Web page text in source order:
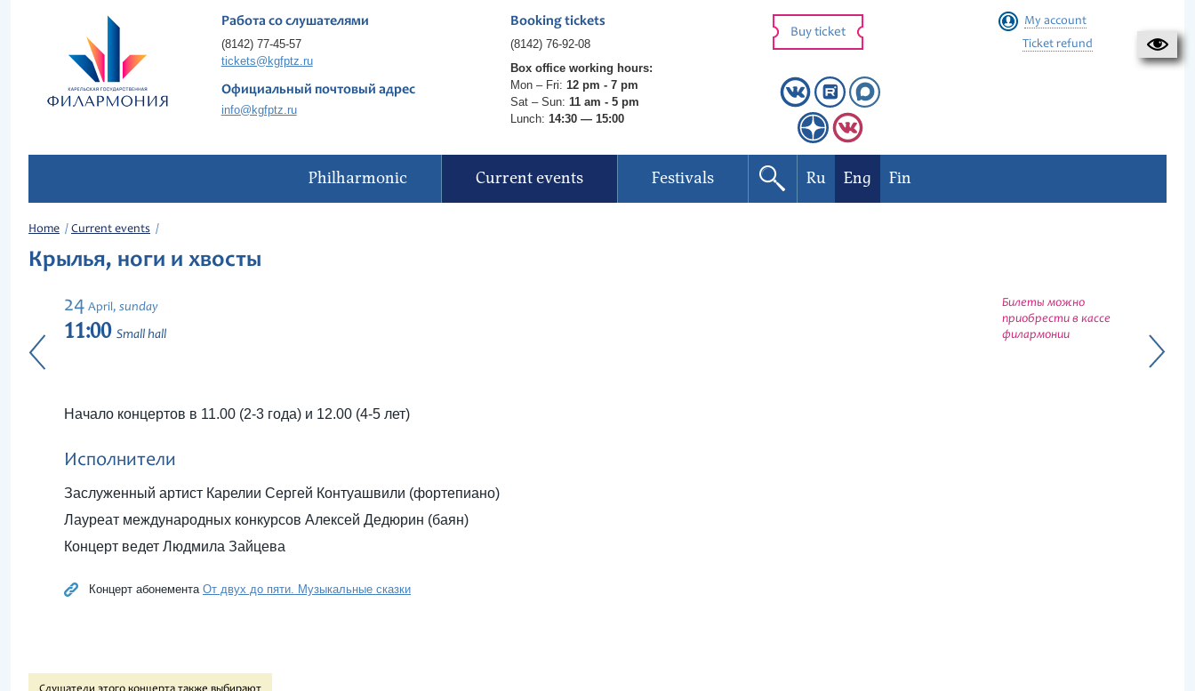
Работа со слушателями
(8142) 77-45-57
tickets@kgfptz.ru
Официальный почтовый адрес
info@kgfptz.ru
Booking tickets
(8142) 76-92-08
Box office working hours:
Mon – Fri: 12 pm - 7 pm
Sat – Sun: 11 am - 5 pm
Lunch: 14:30 — 15:00
Buy ticket
My account
Ticket refund
Philharmonic Current events Festivals Ru Eng Fin
Home Current events
Крылья, ноги и хвосты
24 April, sunday
11:00 Small hall
Билеты можно
приобрести в кассе
филармонии
Начало концертов в 11.00 (2-3 года) и 12.00 (4-5 лет)
Исполнители
Заслуженный артист Карелии Сергей Контуашвили (фортепиано)
Лауреат международных конкурсов Алексей Дедюрин (баян)
Концерт ведет Людмила Зайцева
Концерт абонемента От двух до пяти. Музыкальные сказки